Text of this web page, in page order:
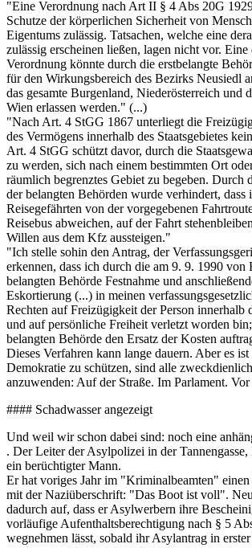
"Eine Verordnung nach Art II § 4 Abs 20G
Schutze der körperlichen Sicherheit von
Eigentums zulässig. Tatsachen, welche eine
zulässig erscheinen ließen, lagen nicht vor. Eine
Verordnung könnte durch die erstbelangte
für den Wirkungsbereich des Bezirks Neusiedl
das gesamte Burgenland, Niederösterreich und
Wien erlassen werden." (...)
"Nach Art. 4 StGG 1867 unterliegt die
des Vermögens innerhalb des Staatsgebietes
Art. 4 StGG schützt davor, durch die
zu werden, sich nach einem bestimmten Ort
räumlich begrenztes Gebiet zu begeben. Durch
der belangten Behörden wurde verhindert, dass
Reisegefährten von der vorgegebenen
Reisebus abweichen, auf der Fahrt
Willen aus dem Kfz aussteigen."
"Ich stelle sohin den Antrag, der
erkennen, dass ich durch die am 9. 9. 1990 von
belangten Behörde Festnahme und
Eskortierung (...) in meinen
Rechten auf Freizügigkeit der Person innerhalb
und auf persönliche Freiheit verletzt worden
belangten Behörde den Ersatz der Kosten
Dieses Verfahren kann lange dauern. Aber es
Demokratie zu schützen, sind alle
anzuwenden: Auf der Straße. Im Parlament.
#### Schadwasser angezeigt
Und weil wir schon dabei sind: noch eine
. Der Leiter der Asylpolizei in der Tannengasse,
ein berüchtigter Mann.
Er hat voriges Jahr im "Kriminalbeamten"
mit der Naziüberschrift: "Das Boot ist voll".
dadurch auf, dass er Asylwerbern ihre
vorläufige Aufenthaltsberechtigung nach § 5
wegnehmen lässt, sobald ihr Asylantrag in